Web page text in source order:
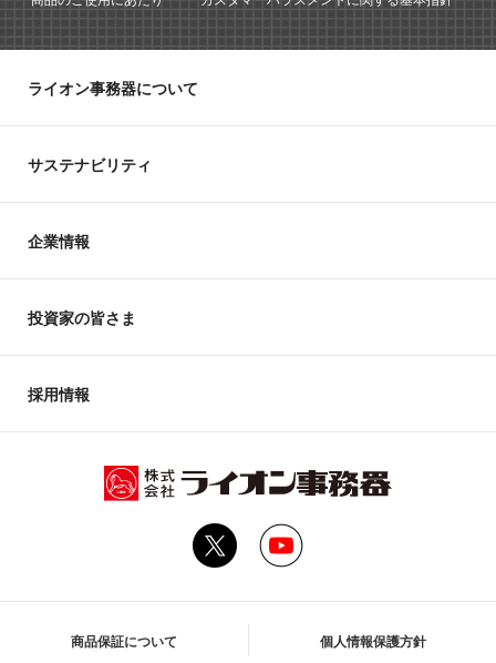
ライオン事務器について
サステナビリティ
企業情報
投資家の皆さま
採用情報
商品保証について 個人情報保護方針